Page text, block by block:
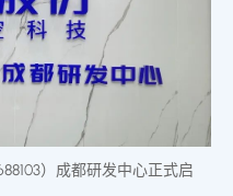
）成都研发中心正式启